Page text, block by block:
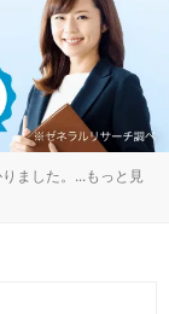
ました。 ...もっと見